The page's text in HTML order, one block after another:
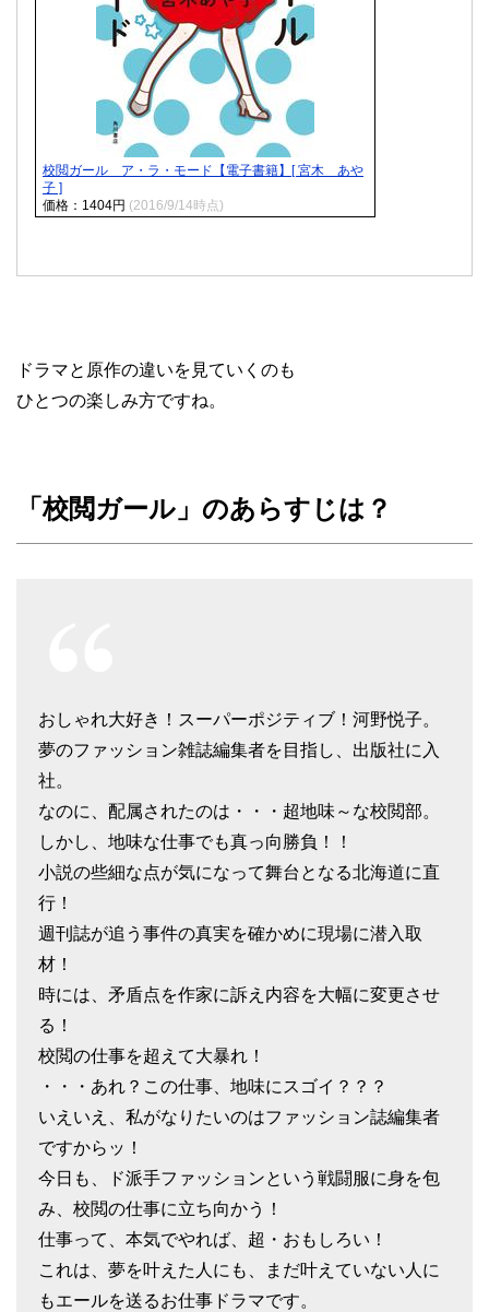
校閲ガール ア・ラ・モード【電子書籍】[ 宮木 あや
子 ]
価格：1404円 (2016/9/14時点)
ドラマと原作の違いを見ていくのも
ひとつの楽しみ方ですね。
「校閲ガール」のあらすじは？
おしゃれ大好き！スーパーポジティブ！河野悦子。
夢のファッション雑誌編集者を目指し、出版社に入
社。
なのに、配属されたのは・・・超地味～な校閲部。
しかし、地味な仕事でも真っ向勝負！！
小説の些細な点が気になって舞台となる北海道に直
行！
週刊誌が追う事件の真実を確かめに現場に潜入取
材！
時には、矛盾点を作家に訴え内容を大幅に変更させ
る！
校閲の仕事を超えて大暴れ！
・・・あれ？この仕事、地味にスゴイ？？？
いえいえ、私がなりたいのはファッション誌編集者
ですからッ！
今日も、ド派手ファッションという戦闘服に身を包
み、校閲の仕事に立ち向かう！
仕事って、本気でやれば、超・おもしろい！
これは、夢を叶えた人にも、まだ叶えていない人に
もエールを送るお仕事ドラマです。